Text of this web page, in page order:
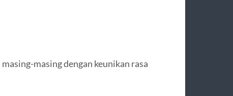
masing dengan keunikan rasa